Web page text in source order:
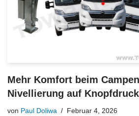
Mehr Komfort beim
Nivellierung auf Knopfdruck
von Paul Doliwa Februar 4, 2026